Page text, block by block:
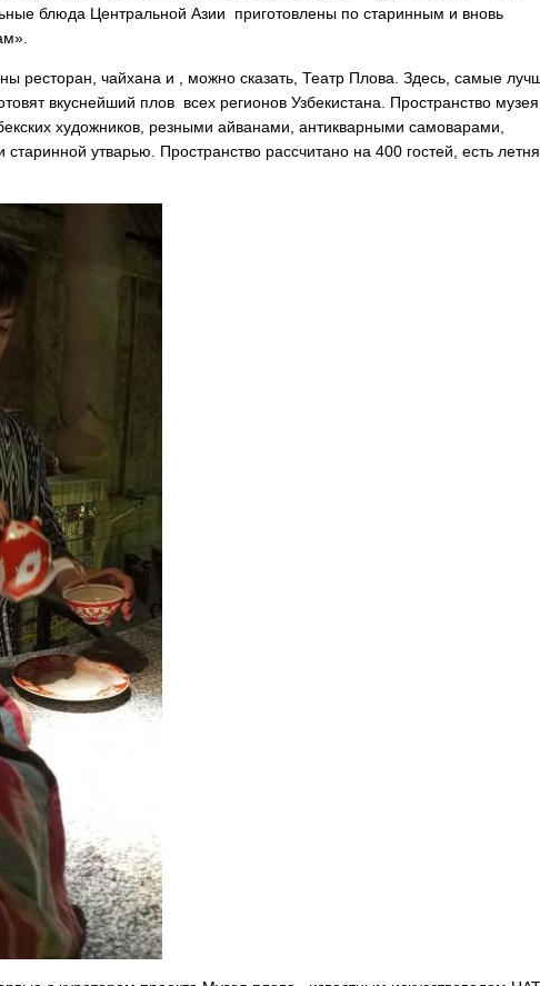
блюда Центральной Азии приготовлены по старинным и вновь
ресторан, чайхана и , можно сказать, Театр Плова. Здесь, самые
вкуснейший плов всех регионов Узбекистана. Пространство музея
художников, резными айванами, антикварными самоварами,
утварью. Пространство рассчитано на 400 гостей, есть